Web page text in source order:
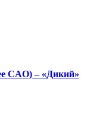
CAO) – «Дикий»